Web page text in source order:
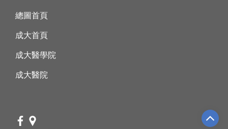
總圖首頁
成大首頁
成大醫學院
成大醫院